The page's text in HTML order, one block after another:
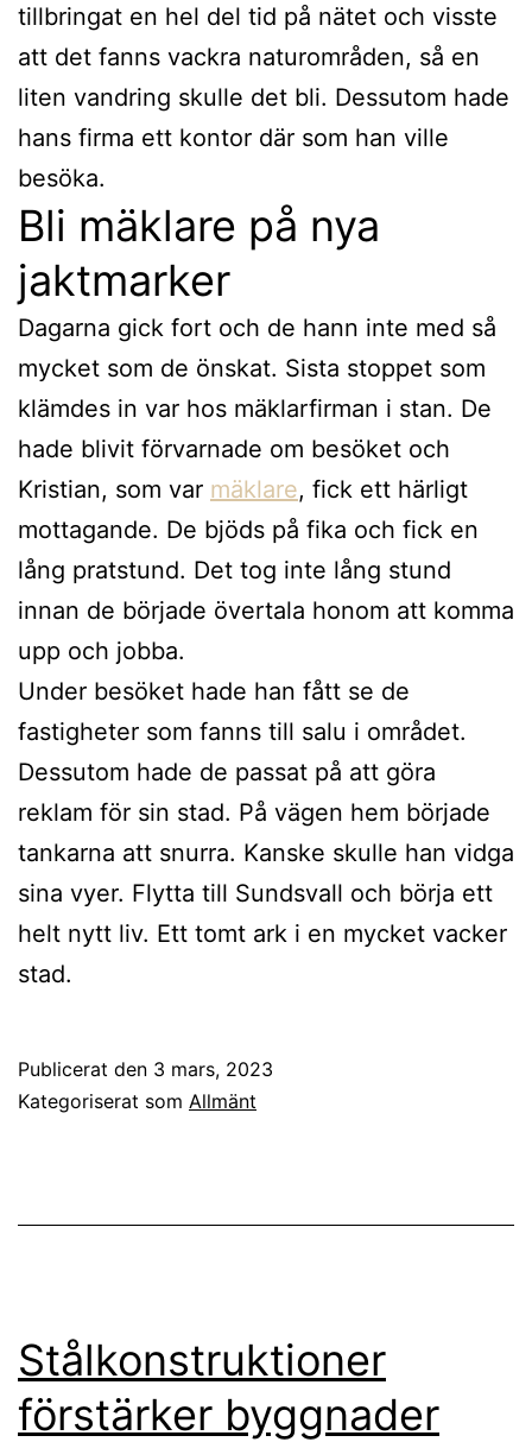
tillbringat en hel del tid på nätet och visste
att det fanns vackra naturområden, så en
liten vandring skulle det bli. Dessutom hade
hans firma ett kontor där som han ville
besöka.
Bli mäklare på nya
jaktmarker
Dagarna gick fort och de hann inte med så
mycket som de önskat. Sista stoppet som
klämdes in var hos mäklarfirman i stan. De
hade blivit förvarnade om besöket och
Kristian, som var mäklare, fick ett härligt
mottagande. De bjöds på fika och fick en
lång pratstund. Det tog inte lång stund
innan de började övertala honom att komma
upp och jobba.
Under besöket hade han fått se de
fastigheter som fanns till salu i området.
Dessutom hade de passat på att göra
reklam för sin stad. På vägen hem började
tankarna att snurra. Kanske skulle han vidga
sina vyer. Flytta till Sundsvall och börja ett
helt nytt liv. Ett tomt ark i en mycket vacker
stad.
Publicerat den 3 mars, 2023
Kategoriserat som Allmänt
Stålkonstruktioner
förstärker byggnader